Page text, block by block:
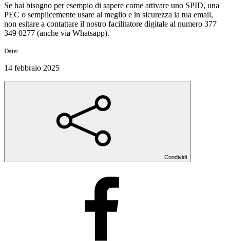
Se hai bisogno per esempio di sapere come attivare uno SPID, una
PEC o semplicemente usare al meglio e in sicurezza la tua email,
non esitare a contattare il nostro facilitatore digitale al numero 377
349 0277 (anche via Whatsapp).
Data:
14 febbraio 2025
Condividi